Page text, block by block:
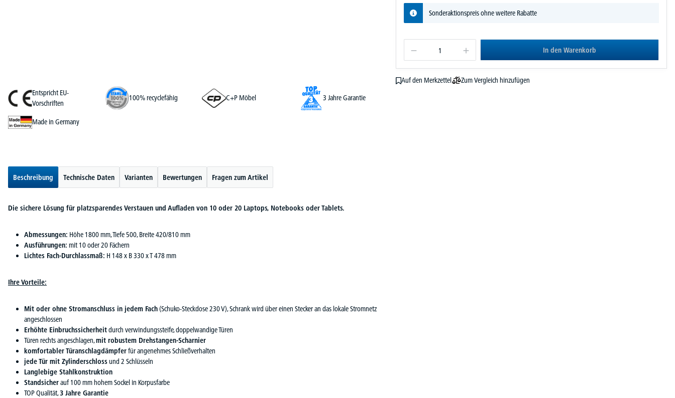
Sonderaktionspreis ohne weitere Rabatte
In den Warenkorb
Auf den Merkzettel
Zum Vergleich hinzufügen
Entspricht EU-
Vorschriften
100% recyclefähig C+P Möbel 3 Jahre Garantie
Made in Germany
Beschreibung Technische Daten Varianten Bewertungen Fragen zum Artikel
Die sichere Lösung für platzsparendes Verstauen und Aufladen von 10 oder 20 Laptops, Notebooks oder Tablets.
Abmessungen: Höhe 1800 mm, Tiefe 500, Breite 420/810 mm
Ausführungen: mit 10 oder 20 Fächern
Lichtes Fach-Durchlassmaß: H 148 x B 330 x T 478 mm
Ihre Vorteile:
Mit oder ohne Stromanschluss in jedem Fach(Schuko-Steckdose 230 V), Schrank wird über einen Stecker an das lokale Stromnetz
angeschlossen
Erhöhte Einbruchssicherheitdurch verwindungssteife, doppelwandige Türen
Türen rechts angeschlagen,mit robustem Drehstangen-Scharnier
komfortabler Türanschlagdämpferfür angenehmes Schließverhalten
jede Tür mit Zylinderschlossund 2 Schlüsseln
Langlebige Stahlkonstruktion
Standsicherauf 100 mm hohem Sockel in Korpusfarbe
TOP Qualität,3 Jahre Garantie